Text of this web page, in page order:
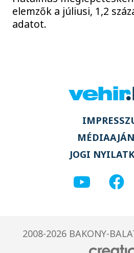
elemzők a júliusi, 1,2
adatot.
JOGI
2008-2026 BAKONY-